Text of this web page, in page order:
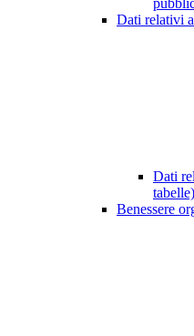
Dati relativi
Dati
tabelle)
Benessere